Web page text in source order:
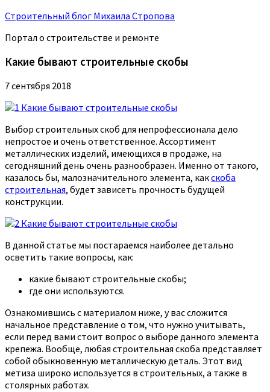
Строительный блог Михаила Стропова
Портал о строительстве и ремонте
Какие бывают строительные скобы
7 сентября 2018
Выбор строительных скоб для непрофессионала дело
непростое и очень ответственное. Ассортимент
металлических изделий, имеющихся в продаже, на
сегодняшний день очень разнообразен. Именно от такого,
казалось бы, малозначительного элемента, какскоба
строительная, будет зависеть прочность будущей
конструкции.
В данной статье мы постараемся наиболее детально
осветить такие вопросы, как:
какие бывают строительные скобы;
где они используются.
Ознакомившись с материалом ниже, у вас сложится
начальное представление о том, что нужно учитывать,
если перед вами стоит вопрос о выборе данного элемента
крепежа. Вообще, любая строительная скоба представляет
собой обыкновенную металлическую деталь. Этот вид
метиза широко используется в строительных, а также в
столярных работах.